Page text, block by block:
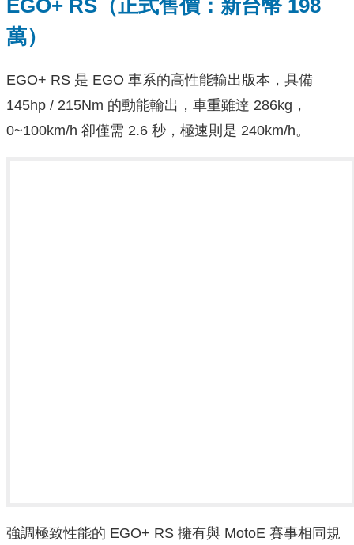
EGO+ RS（正式售價：新台幣 198
萬）
EGO+ RS 是 EGO 車系的高性能輸出版本，具備
145hp / 215Nm 的動能輸出，車重雖達 286kg，
0~100km/h 卻僅需 2.6 秒，極速則是 240km/h。
強調極致性能的 EGO+ RS 擁有與 MotoE 賽事相同規